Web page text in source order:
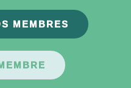
MEMBRES